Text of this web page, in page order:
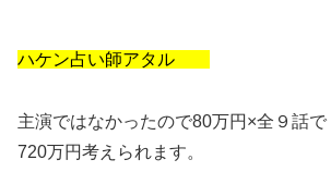
ハケン占い師アタル
主演ではなかったので80万円×全９話で
720万円考えられます。